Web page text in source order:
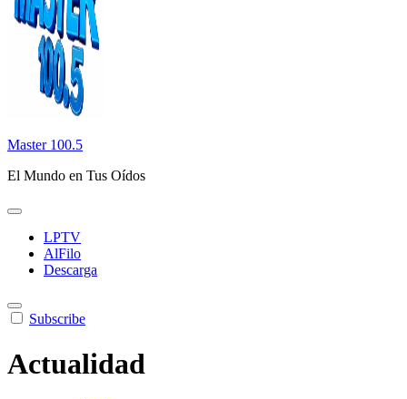
Master 100.5
El Mundo en Tus Oídos
LPTV
AlFilo
Descarga
Subscribe
Actualidad